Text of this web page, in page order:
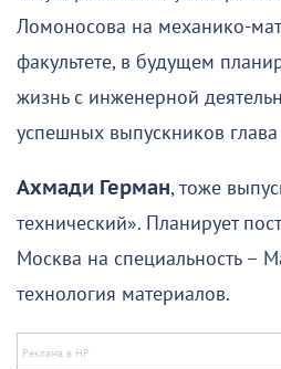
Ломоносова на механико-
факультете, в будущем
жизнь с инженерной
успешных выпускников
Ахмади Герман, тоже
технический». Планирует
Москва на специальность –
технология материалов.